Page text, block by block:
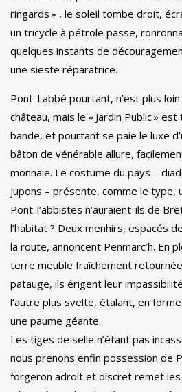
ringards » , le soleil tombe droit,
un tricycle à pétrole passe,
quelques instants de
une sieste réparatrice.
Pont-Labbé pourtant, n’est plus
château, mais le « Jardin Public »
bande, et pourtant se paie le luxe
bâton de vénérable allure,
monnaie. Le costume du pays –
jupons – présente, comme le type,
Pont-l’abbistes n’auraient-ils de
l’habitat ? Deux menhirs, espacés
la route, annoncent Penmarc’h. En
terre meuble fraîchement
patauge, ils érigent leur
l’autre plus svelte, étalant, en
une paume géante.
Les tiges de selle n’étant pas
nous prenons enfin possession de
forgeron adroit et discret remet